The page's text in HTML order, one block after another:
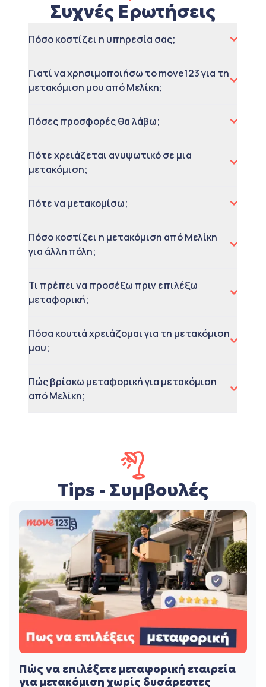
Συχνές Ερωτήσεις
Πόσο κοστίζει η υπηρεσία σας;
Γιατί να χρησιμοποιήσω το move123 για τη
μετακόμιση μου από Μελίκη;
Πόσες προσφορές θα λάβω;
Πότε χρειάζεται ανυψωτικό σε μια
μετακόμιση;
Πότε να μετακομίσω;
Πόσο κοστίζει η μετακόμιση από Μελίκη
για άλλη πόλη;
Τι πρέπει να προσέξω πριν επιλέξω
μεταφορική;
Πόσα κουτιά χρειάζομαι για τη μετακόμιση
μου;
Πώς βρίσκω μεταφορική για μετακόμιση
από Μελίκη;
Tips - Συμβουλές
Πώς να επιλέξετε μεταφορική εταιρεία
για μετακόμιση χωρίς δυσάρεστες